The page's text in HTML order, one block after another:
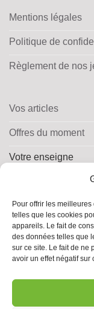
Pour offrir les
telles que les cookies
appareils. Le fait de
des données telles que
sur ce site. Le fait de ne
avoir un effet négatif sur
Mentions légales
Politique de
Règlement de nos
Vos articles
Offres du moment
Votre enseigne
Programme de